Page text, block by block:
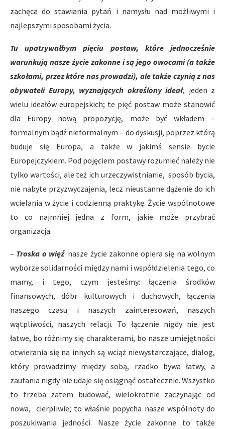
zachęca do stawiania pytań i namysłu nad możliwymi i
najlepszymi sposobami życia.
Tu upatrywałbym pięciu postaw, które jednocześnie
warunkują nasze życie zakonne i są jego owocami (a także
szkołami, przez które nas prowadzi), ale także czynią z nas
obywateli Europy, wyznających określony ideał, jeden z
wielu ideałów europejskich; te pięć postaw może stanowić
dla Europy nową propozycję, może być wkładem –
formalnym bądź nieformalnym – do dyskusji, poprzez którą
buduje się Europa, a także w jakimś sensie bycie
Europejczykiem. Pod pojęciem postawy rozumieć należy nie
tylko wartości, ale też ich urzeczywistnianie, sposób bycia,
nie nabyte przyzwyczajenia, lecz nieustanne dążenie do ich
wcielania w życie i codzienną praktykę. Życie wspólnotowe
to co najmniej jedna z form, jakie może przybrać
organizacja.
– Troska o więź: nasze życie zakonne opiera się na wolnym
wyborze solidarności między nami i współdzielenia tego, co
mamy, i tego, czym jesteśmy: łączenia środków
finansowych, dóbr kulturowych i duchowych, łączenia
naszego czasu i naszych zainteresowań, naszych
wątpliwości, naszych relacji. To łączenie nigdy nie jest
łatwe, bo różnimy się charakterami, bo nasze umiejętności
otwierania się na innych są wciąż niewystarczające, dialog,
który prowadzimy między sobą, rzadko bywa łatwy, a
zaufania nigdy nie udaje się osiągnąć ostatecznie. Wszystko
to trzeba zatem budować, wielokrotnie zaczynając od
nowa, cierpliwie; to właśnie popycha nasze wspólnoty do
poszukiwania jedności. Nasze życie zakonne to także